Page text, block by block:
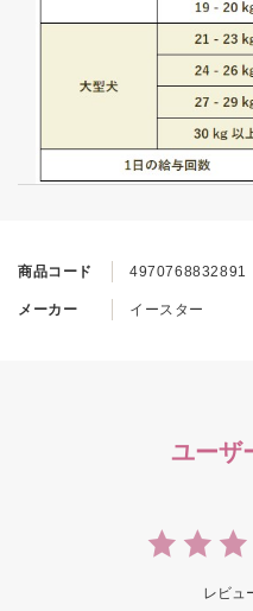
商品コード 4970768832891
メーカー イースター
ユーザ
レビュ